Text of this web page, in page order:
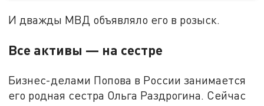
И дважды МВД объявляло его в розыск.
Все активы — на сестре
Бизнес-делами Попова в России занимается
его родная сестра Ольга Раздрогина. Сейчас